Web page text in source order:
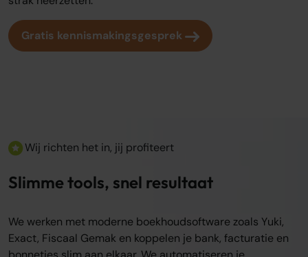
Gratis kennismakingsgesprek
Wij richten het in, jij profiteert
Slimme tools, snel resultaat
We werken met moderne boekhoudsoftware zoals Yuki,
Exact, Fiscaal Gemak en koppelen je bank, facturatie en